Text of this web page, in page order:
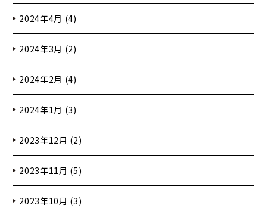
2024年4月 (4)
2024年3月 (2)
2024年2月 (4)
2024年1月 (3)
2023年12月 (2)
2023年11月 (5)
2023年10月 (3)